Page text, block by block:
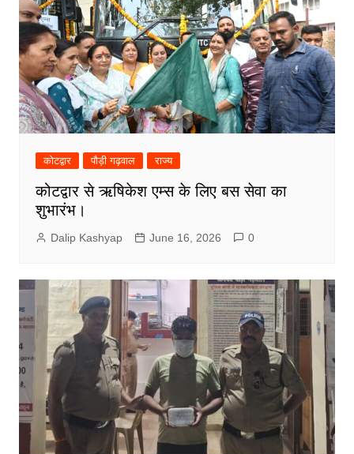
कोटद्वार पौड़ी गढ़वाल राज्य
कोटद्वार से ऋषिकेश एम्स के लिए बस सेवा का
शुभारंभ।
Dalip Kashyap June 16, 2026 0